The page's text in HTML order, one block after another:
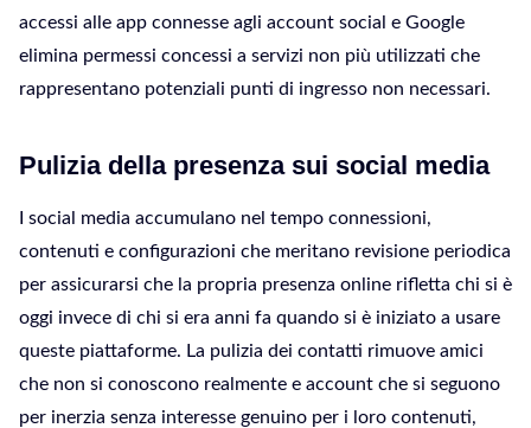
accessi alle app connesse agli account social e Google
elimina permessi concessi a servizi non più utilizzati che
rappresentano potenziali punti di ingresso non necessari.
Pulizia della presenza sui social media
I social media accumulano nel tempo connessioni,
contenuti e configurazioni che meritano revisione periodica
per assicurarsi che la propria presenza online rifletta chi si è
oggi invece di chi si era anni fa quando si è iniziato a usare
queste piattaforme. La pulizia dei contatti rimuove amici
che non si conoscono realmente e account che si seguono
per inerzia senza interesse genuino per i loro contenuti,